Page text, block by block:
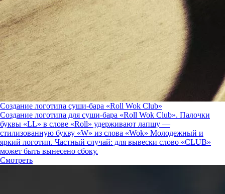
Создание логотипа суши-бара «Roll Wok Club»
Создание логотипа для суши-бара «Roll Wok Club». Палочки
буквы «LL» в слове «Roll» удерживают лапшу —
стилизованную букву «W» из слова «Wok» Молодежный и
яркий логотип. Частный случай: для вывески слово «CLUB»
может быть вынесено сбоку.
Смотреть